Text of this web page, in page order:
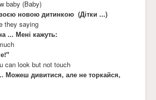
baby (Baby)
новою дитинкою (Дітки ...)
they saying
... Мені кажуть:
can look but not touch
Можеш дивитися, але не торкайся,